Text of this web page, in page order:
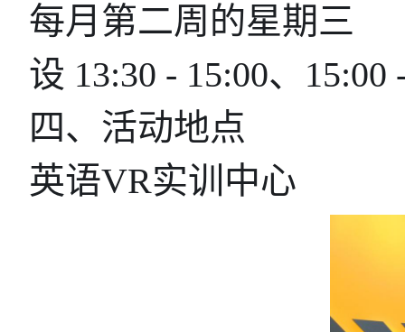
每月第二周的星期三
设 13:30 - 15:00、15:00
四、活动地点
英语VR实训中心